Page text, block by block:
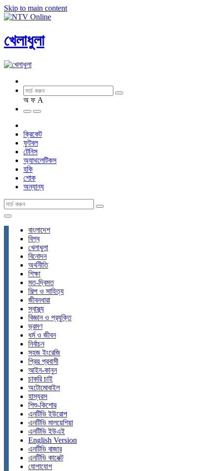
Skip to main content
খেলাধুলা
অ ফ A
ক্রিকেট
ফুটবল
টেনিস
অ্যাথলেটিকস
হকি
শোক
অন্যান্য
বাংলাদেশ
বিশ্ব
খেলাধুলা
বিনোদন
অর্থনীতি
শিক্ষা
মত-দ্বিমত
শিল্প ও সাহিত্য
জীবনধারা
স্বাস্থ্য
বিজ্ঞান ও প্রযুক্তি
ভ্রমণ
ধর্ম ও জীবন
নির্বাচন
সহজ ইংরেজি
প্রিয় প্রবাসী
আইন-কানুন
চাকরি চাই
অটোমোবাইল
হাস্যরস
শিশু-কিশোর
এনটিভি ইউরোপ
এনটিভি মালয়েশিয়া
এনটিভি ইউএই
English Version
এনটিভি বাজার
এনটিভি কানেক্ট
যোগাযোগ